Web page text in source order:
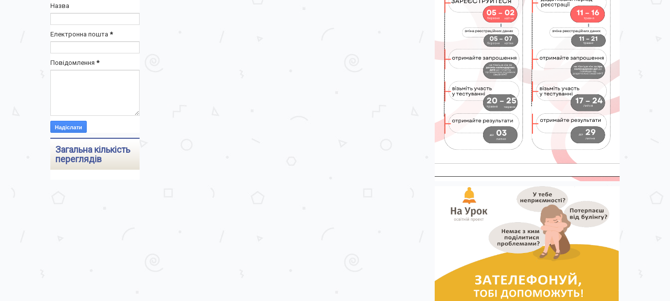
Назва
Електронна пошта *
Повідомлення *
Загальна кількість
переглядів